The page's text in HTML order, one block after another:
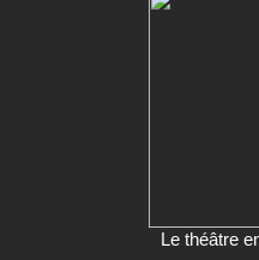
Le théâtre